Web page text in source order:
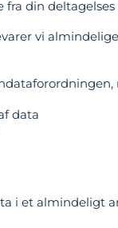
din
vi
data
i et almindeligt